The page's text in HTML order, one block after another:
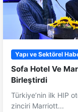
Yapı ve Sektörel
Sofa Hotel Ve
Birleştirdi
Türkiye’nin ilk HIP
zinciri Marriott...